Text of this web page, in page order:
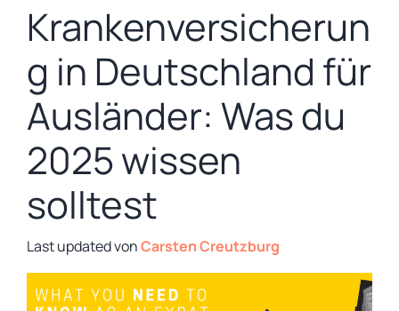
Krankenversicherun
g in Deutschland für
Ausländer: Was du
2025 wissen
solltest
vonCarsten Creutzburg